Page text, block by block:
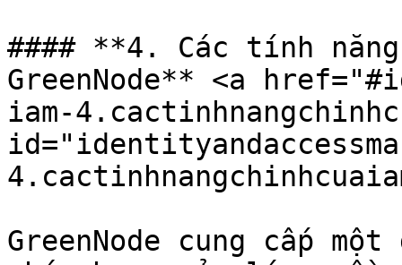
#### **4. Các tính
GreenNode** <a
iam-
GreenNode cung cấp